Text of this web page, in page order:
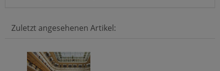
Zuletzt angesehenen Artikel: